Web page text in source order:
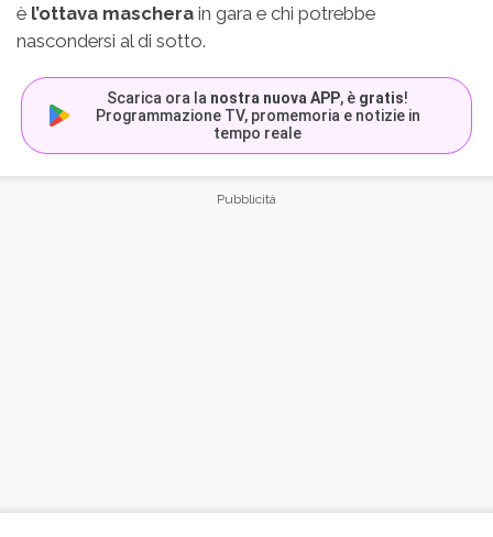
è l’ottava maschera in gara e chi potrebbe
nascondersi al di sotto.
Scarica ora la nostra nuova APP, è gratis!
Programmazione TV, promemoria e notizie in
tempo reale